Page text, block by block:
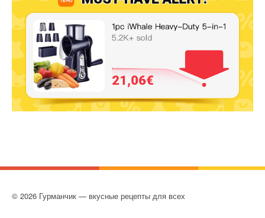
© 2026 Гурманчик — вкусные рецепты для всех